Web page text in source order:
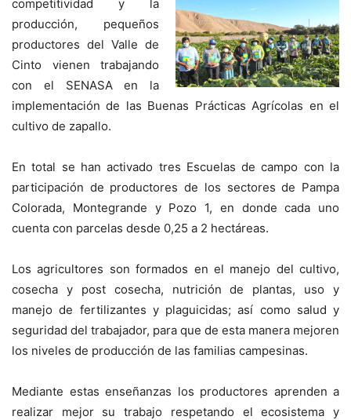
competitividad y la
producción, pequeños
productores del Valle de
Cinto vienen trabajando
con el SENASA en la
implementación de las Buenas Prácticas Agrícolas en el
cultivo de zapallo.
En total se han activado tres Escuelas de campo con la
participación de productores de los sectores de Pampa
Colorada, Montegrande y Pozo 1, en donde cada uno
cuenta con parcelas desde 0,25 a 2 hectáreas.
Los agricultores son formados en el manejo del cultivo,
cosecha y post cosecha, nutrición de plantas, uso y
manejo de fertilizantes y plaguicidas; así como salud y
seguridad del trabajador, para que de esta manera mejoren
los niveles de producción de las familias campesinas.
Mediante estas enseñanzas los productores aprenden a
realizar mejor su trabajo respetando el ecosistema y